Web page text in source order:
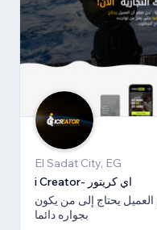
El Sadat City, EG
i Creator- اي كريتور
يحتاج إلى من يكون
بجواره دائما